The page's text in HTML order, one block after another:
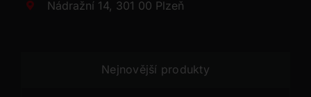
Nádražní 14, 301 00 Plzeň
Nejnovější produkty